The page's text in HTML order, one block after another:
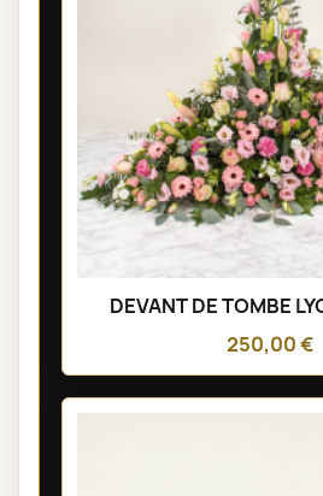
DEVANT DE TOMBE
250,00 €